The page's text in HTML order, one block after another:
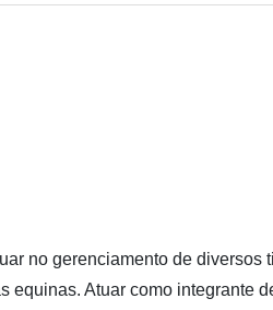
no gerenciamento de diversos
Atuar como integrante